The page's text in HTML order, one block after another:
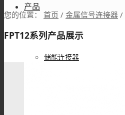
产品
储能连接器
您的位置： 首页 / 金属信号连接器 /
FPT12系列产品展示